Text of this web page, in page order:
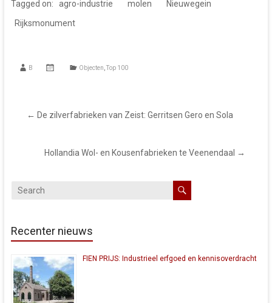
Tagged on: agro-industrie molen
Nieuwegein
Rijksmonument
B Objecten, Top 100
← De zilverfabrieken van Zeist: Gerritsen Gero en Sola
Hollandia Wol- en Kousenfabrieken te Veenendaal →
Recenter nieuws
FIEN PRIJS: Industrieel erfgoed en kennisoverdracht